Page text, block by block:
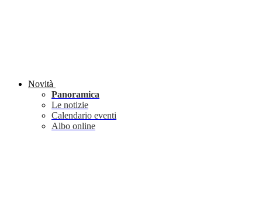
Novità
Panoramica
Le notizie
Calendario eventi
Albo online